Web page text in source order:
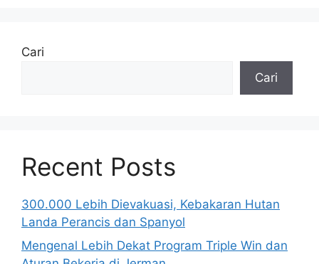
Cari
Cari
Recent Posts
300.000 Lebih Dievakuasi, Kebakaran Hutan
Landa Perancis dan Spanyol
Mengenal Lebih Dekat Program Triple Win dan